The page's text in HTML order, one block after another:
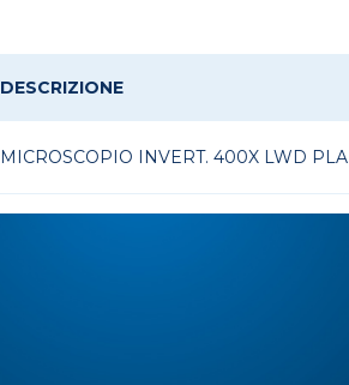
DESCRIZIONE
MICROSCOPIO INVERT. 400X LWD